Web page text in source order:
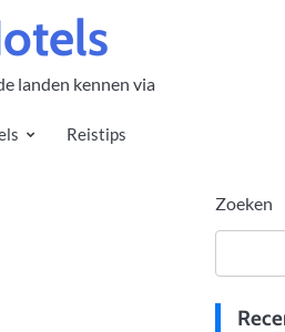
landen kennen via
Reistips
Zoeken